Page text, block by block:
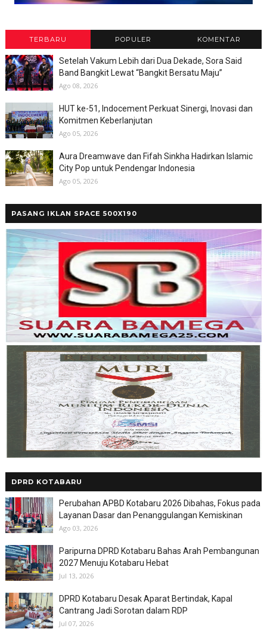
TERBARU POPULER KOMENTAR
Setelah Vakum Lebih dari Dua Dekade, Sora Said
Band Bangkit Lewat “Bangkit Bersatu Maju”
Ago 08, 2026
HUT ke-51, Indocement Perkuat Sinergi, Inovasi dan
Komitmen Keberlanjutan
Ago 05, 2026
Aura Dreamwave dan Fifah Sinkha Hadirkan Islamic
City Pop untuk Pendengar Indonesia
Ago 05, 2026
PASANG IKLAN SPACE 500X190
DPRD KOTABARU
Perubahan APBD Kotabaru 2026 Dibahas, Fokus pada
Layanan Dasar dan Penanggulangan Kemiskinan
Ago 03, 2026
Paripurna DPRD Kotabaru Bahas Arah Pembangunan
2027 Menuju Kotabaru Hebat
Jul 13, 2026
DPRD Kotabaru Desak Aparat Bertindak, Kapal
Cantrang Jadi Sorotan dalam RDP
Jul 07, 2026